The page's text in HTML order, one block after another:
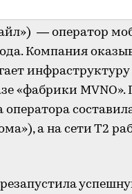
— оператор
Компания
«фабрики MVNO».
оператора
а на сети Т2